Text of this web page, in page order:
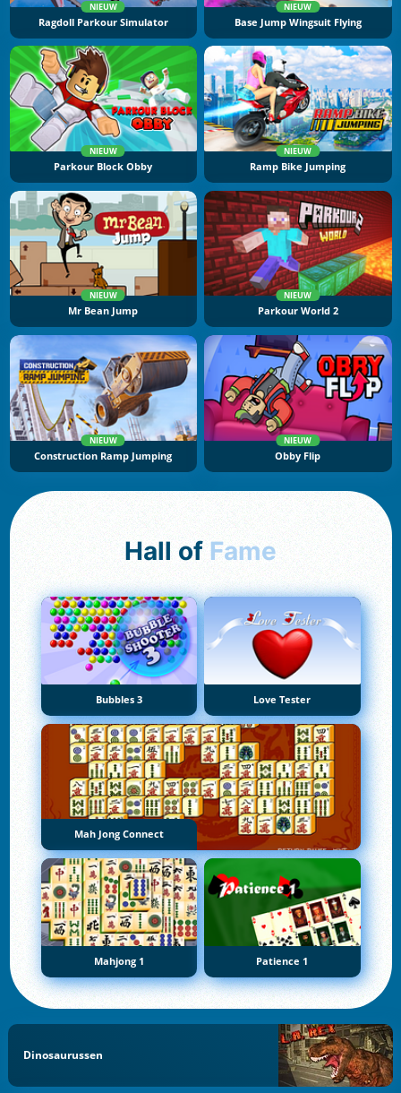
NIEUW
Ragdoll Parkour Simulator
NIEUW
Base Jump Wingsuit Flying
NIEUW
Parkour Block Obby
NIEUW
Ramp Bike Jumping
NIEUW
Mr Bean Jump
NIEUW
Parkour World 2
NIEUW
Construction Ramp Jumping
NIEUW
Obby Flip
Hall of Fame
Bubbles 3 Love Tester
Mah Jong Connect
Mahjong 1 Patience 1
Dinosaurussen